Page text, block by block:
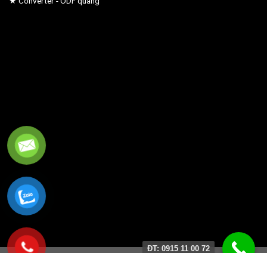
ĐT: 0915 11 00 72